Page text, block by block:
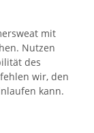
mit
Nutzen
des
wir, den
kann.